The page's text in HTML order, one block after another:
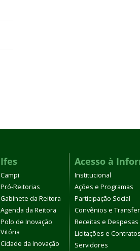
Ifes
Campi
Pró-Reitorias
Gabinete da Reitora
Agenda da Reitora
Polo de Inovação
Vitória
Cidade da Inovação
Acesso à
Institucional
Ações e Programas
Participação Social
Convênios e
Receitas e Despesas
Licitações e Contratos
Servidores